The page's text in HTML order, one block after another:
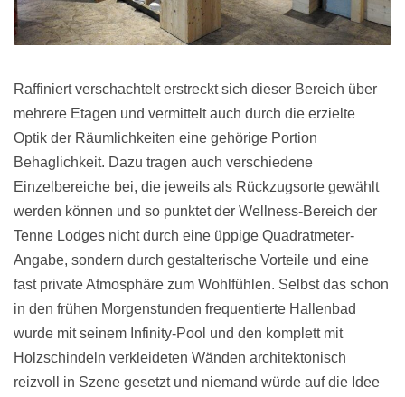
Raffiniert verschachtelt erstreckt sich dieser Bereich über
mehrere Etagen und vermittelt auch durch die erzielte
Optik der Räumlichkeiten eine gehörige Portion
Behaglichkeit. Dazu tragen auch verschiedene
Einzelbereiche bei, die jeweils als Rückzugsorte gewählt
werden können und so punktet der Wellness-Bereich der
Tenne Lodges nicht durch eine üppige Quadratmeter-
Angabe, sondern durch gestalterische Vorteile und eine
fast private Atmosphäre zum Wohlfühlen. Selbst das schon
in den frühen Morgenstunden frequentierte Hallenbad
wurde mit seinem Infinity-Pool und den komplett mit
Holzschindeln verkleideten Wänden architektonisch
reizvoll in Szene gesetzt und niemand würde auf die Idee